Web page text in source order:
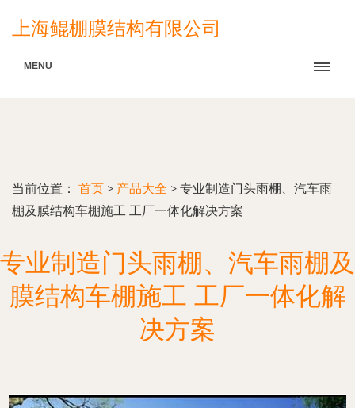
上海鲲棚膜结构有限公司
MENU
当前位置： 首页 > 产品大全 > 专业制造门头雨棚、汽车雨
棚及膜结构车棚施工 工厂一体化解决方案
专业制造门头雨棚、汽车雨棚及
膜结构车棚施工 工厂一体化解
决方案